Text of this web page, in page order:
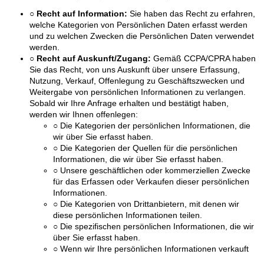
○ Recht auf Information: Sie haben das Recht zu erfahren,
welche Kategorien von Persönlichen Daten erfasst werden
und zu welchen Zwecken die Persönlichen Daten verwendet
werden.
○ Recht auf Auskunft/Zugang: Gemäß CCPA/CPRA haben
Sie das Recht, von uns Auskunft über unsere Erfassung,
Nutzung, Verkauf, Offenlegung zu Geschäftszwecken und
Weitergabe von persönlichen Informationen zu verlangen.
Sobald wir Ihre Anfrage erhalten und bestätigt haben,
werden wir Ihnen offenlegen:
○ Die Kategorien der persönlichen Informationen, die
wir über Sie erfasst haben.
○ Die Kategorien der Quellen für die persönlichen
Informationen, die wir über Sie erfasst haben.
○ Unsere geschäftlichen oder kommerziellen Zwecke
für das Erfassen oder Verkaufen dieser persönlichen
Informationen.
○ Die Kategorien von Drittanbietern, mit denen wir
diese persönlichen Informationen teilen.
○ Die spezifischen persönlichen Informationen, die wir
über Sie erfasst haben.
○ Wenn wir Ihre persönlichen Informationen verkauft